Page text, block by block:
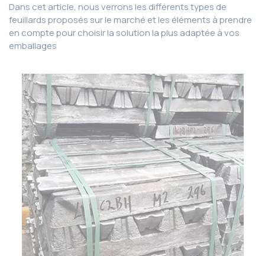
Dans cet article, nous verrons les différents types de
feuillards proposés sur le marché et les éléments à prendre
en compte pour choisir la solution la plus adaptée à vos
emballages